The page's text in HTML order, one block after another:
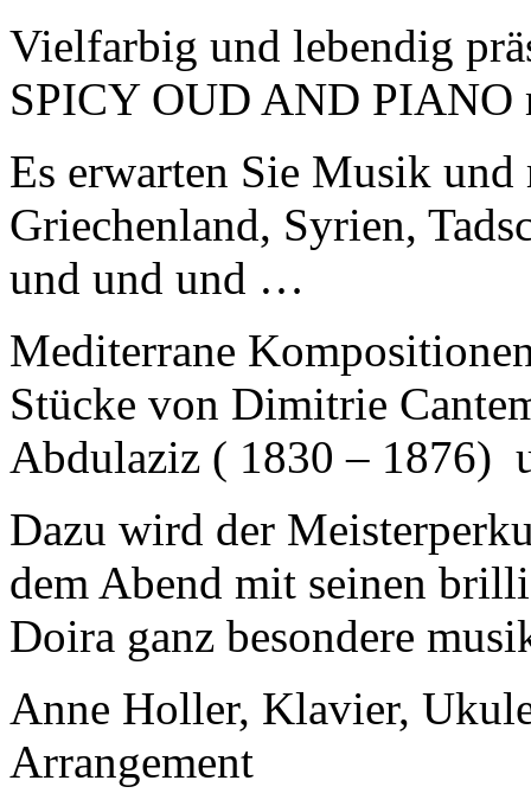
Vielfarbig und lebendig
SPICY OUD AND PIANO
Es erwarten Sie Musik
Griechenland, Syrien,
und und und …
Mediterrane
Stücke von Dimitrie
Abdulaziz ( 1830 – 1876)
Dazu wird der
dem Abend mit seinen
Doira ganz besondere
Anne Holler, Klavier,
Arrangement